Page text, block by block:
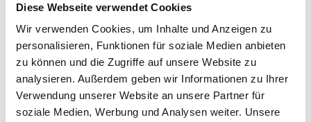
Diese Webseite verwendet Cookies
Wir verwenden Cookies, um Inhalte und Anzeigen zu
personalisieren, Funktionen für soziale Medien anbieten
zu können und die Zugriffe auf unsere Website zu
analysieren. Außerdem geben wir Informationen zu Ihrer
Verwendung unserer Website an unsere Partner für
soziale Medien, Werbung und Analysen weiter. Unsere